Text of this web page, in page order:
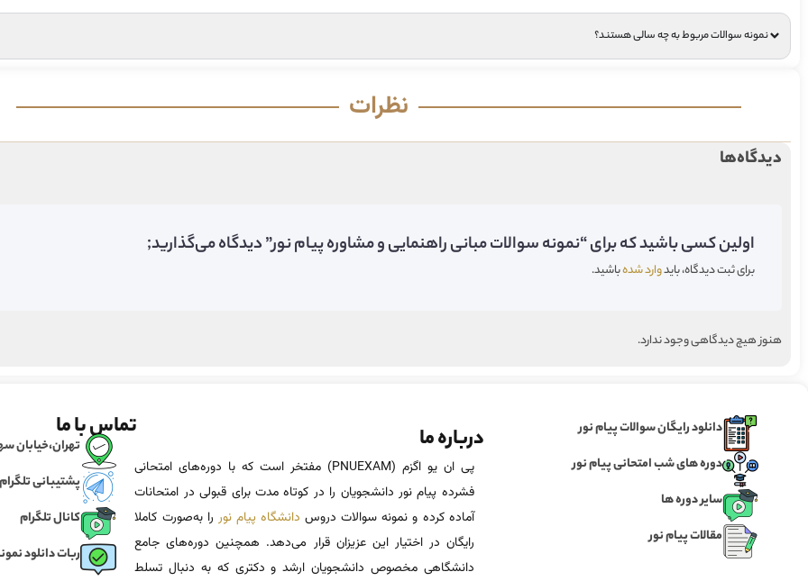
نمونه سوالات مربوط به چه سالی هستند؟
نظرات
دیدگاه‌ها
اولین کسی باشید که برای “نمونه سوالات مبانی راهنمایی و مشاوره پیام نور” دیدگاه می‌گذارید;
برای ثبت دیدگاه، بایدوارد شدهباشید.
هنوز هیچ دیدگاهی وجود ندارد.
دانلود رایگان سوالات پیام نور
دوره های شب امتحانی پیام نور
سایر دوره ها
مقالات پیام نور
درباره ما
پی ان یو اگزم (PNUEXAM) مفتخر است که با دوره‌های امتحانی
فشرده پیام نور دانشجویان را در کوتاه مدت برای قبولی در امتحانات
آماده‌ کرده و نمونه سوالات دروس دانشگاه پیام نور را به‌صورت کاملا
رایگان در اختیار این عزیزان قرار می‌دهد. همچنین دوره‌های جامع
دانشگاهی مخصوص دانشجویان ارشد و دکتری که به دنبال تسلط
تماس با ما
تهران،خیابان
پشتیبانی تلگرام
کانال تلگرام
ربات دانلود